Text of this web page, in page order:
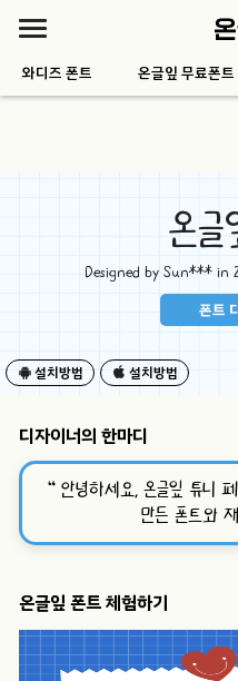
와디즈 폰트 온글잎 무료폰트
온
Designed by Sun*** in
폰트
설치방법 설치방법
디자이너의 한마디
“ 안녕하세요, 온글잎 튜니
만든 폰트와
온글잎 폰트 체험하기